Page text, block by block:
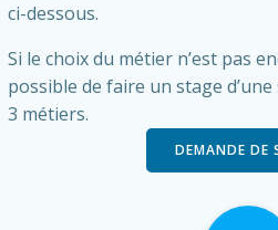
ci-dessous.
Si le choix du métier n’est pas
possible de faire un stage
3 métiers.
DEMANDE DE